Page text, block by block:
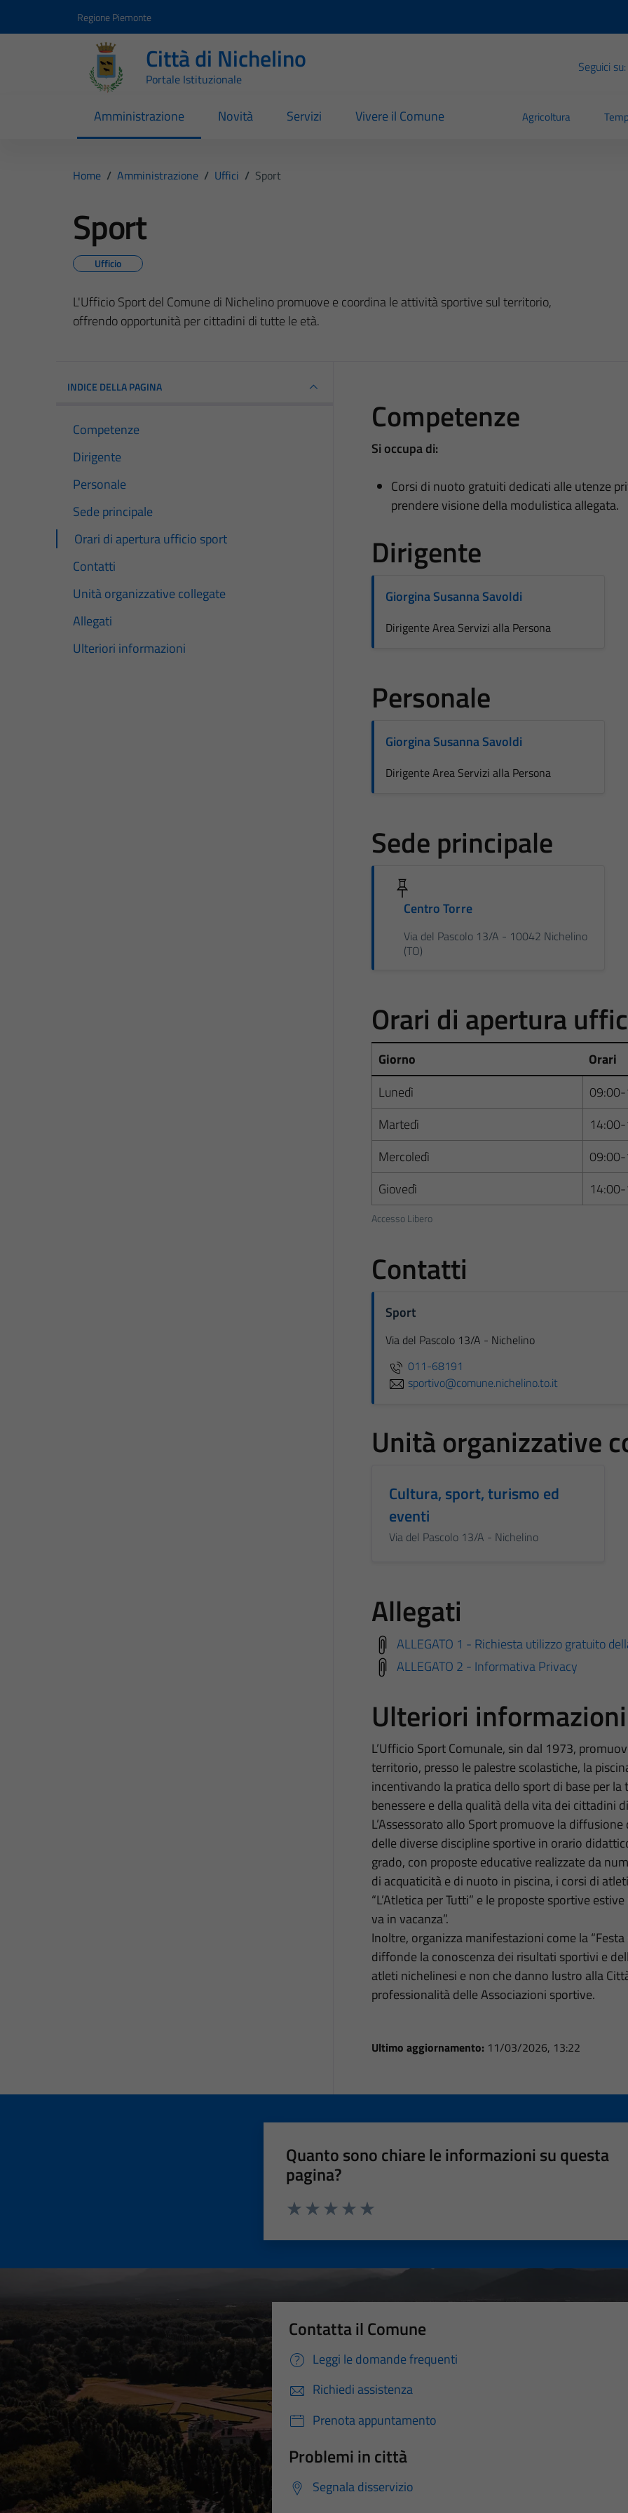
Regione Piemonte
Città di Nichelino
Portale Istituzionale
Seguici su:
Amministrazione Novità Servizi Vivere il Comune Agricoltura
Home / Amministrazione / Uffici / Sport
Sport
Ufficio
L'Ufficio Sport del Comune di Nichelino promuove e coordina le attività sportive sul territorio,
offrendo opportunità per cittadini di tutte le età.
INDICE DELLA PAGINA
Competenze
Dirigente
Personale
Sede principale
Orari di apertura ufficio sport
Contatti
Unità organizzative collegate
Allegati
Ulteriori informazioni
Competenze
Si occupa di:
Corsi di nuoto gratuiti dedicati alle utenze
prendere visione della modulistica allegata.
Dirigente
Giorgina Susanna Savoldi
Dirigente Area Servizi alla Persona
Personale
Giorgina Susanna Savoldi
Dirigente Area Servizi alla Persona
Sede principale
Centro Torre
Via del Pascolo 13/A - 10042 Nichelino
(TO)
Orari di apertura
Accesso Libero
Giorno
Orari
Lunedì
Martedì
Mercoledì
Giovedì
Contatti
Sport
Via del Pascolo 13/A - Nichelino
011-68191
sportivo@comune.nichelino.to.it
Unità organizzative
Cultura, sport, turismo ed
eventi
Via del Pascolo 13/A - Nichelino
Allegati
ALLEGATO 1 - Richiesta utilizzo gratuito
ALLEGATO 2 - Informativa Privacy
Ulteriori informazioni
L’Ufficio Sport Comunale, sin dal 1973,
territorio, presso le palestre scolastiche, la
incentivando la pratica dello sport di base per
benessere e della qualità della vita dei cittadini
L’Assessorato allo Sport promuove la
delle diverse discipline sportive in orario
grado, con proposte educative realizzate da
di acquaticità e di nuoto in piscina, i corsi di
“L’Atletica per Tutti” e le proposte sportive
va in vacanza”.
Inoltre, organizza manifestazioni come la
diffonde la conoscenza dei risultati sportivi e
atleti nichelinesi e non che danno lustro alla
professionalità delle Associazioni sportive.
Ultimo aggiornamento: 11/03/2026, 13:22
Quanto sono chiare le informazioni su questa
pagina?
Contatta il Comune
Leggi le domande frequenti
Richiedi assistenza
Prenota appuntamento
Problemi in città
Segnala disservizio